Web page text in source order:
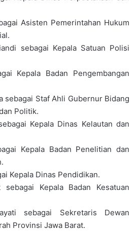
Asisten Pemerintahan Hukum
sebagai Kepala Satuan Polisi
Kepala Badan Pengembangan
sebagai Staf Ahli Gubernur Bidang
Politik.
Kepala Dinas Kelautan dan
Kepala Badan Penelitian dan
Kepala Dinas Pendidikan.
Kepala Badan Kesatuan
sebagai Sekretaris Dewan
Provinsi Jawa Barat.